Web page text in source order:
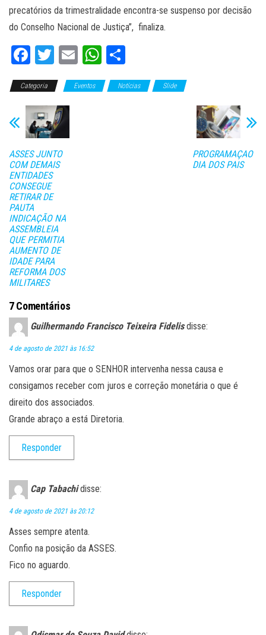
precatórios da trimestralidade encontra-se suspenso por decisão
do Conselho Nacional de Justiça”, finaliza.
Fa
bo
ok
T
tt
er
E
ail
W
ts m
Categoria Eventos Notícias Slide
ASSES JUNTO
COM DEMAIS
ENTIDADES
CONSEGUE
RETIRAR DE
PAUTA
INDICAÇÃO NA
ASSEMBLEIA
QUE PERMITIA
AUMENTO DE
IDADE PARA
REFORMA DOS
MILITARES
PROGRAMAÇAO
DIA DOS PAIS
7 Comentários
Guilhermando Francisco Teixeira Fidelis disse:
4 de agosto de 2021 às 16:52
Vamos orar para que o SENHOR intervenha nessa causa e
consigamos receber com juros e correção monetária o que é
direito dos associados.
Grande abraço a está Diretoria.
Responder
Cap Tabachi disse:
4 de agosto de 2021 às 20:12
Asses sempre atenta.
Confio na posição da ASSES.
Fico no aguardo.
Responder